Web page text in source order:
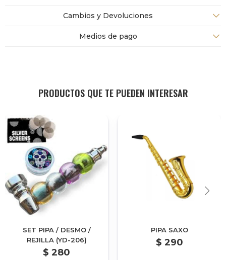
Cambios y Devoluciones
Medios de pago
PRODUCTOS QUE TE PUEDEN INTERESAR
SET PIPA / DESMO /
REJILLA (YD-206)
$ 280
PIPA SAXO
$ 290